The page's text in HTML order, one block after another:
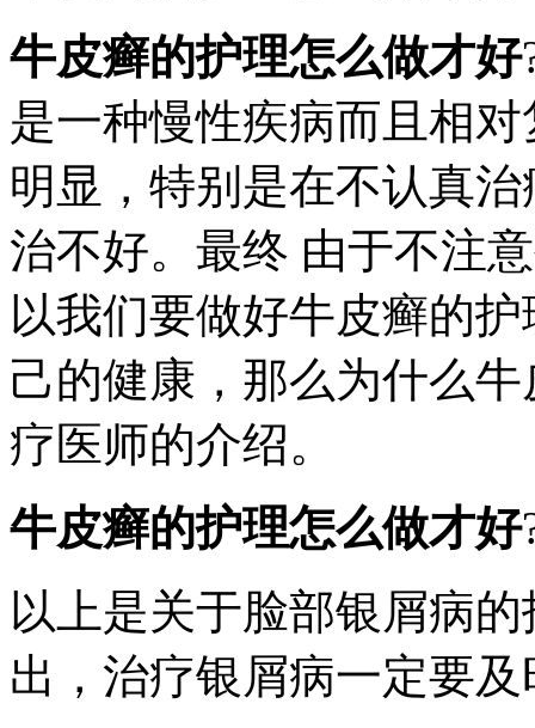
牛皮癣的护理怎么做才好
是一种慢性疾病而且相
明显，特别是在不认真
治不好。最终 由于不注
以我们要做好牛皮癣的
己的健康，那么为什么
疗医师的介绍。
牛皮癣的护理怎么做才好
以上是关于脸部银屑病
出，治疗银屑病一定要及